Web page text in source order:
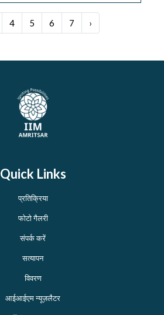
4 5 6 7 ›
Quick Links
प्रतिक्रिया
फोटो गैलरी
संपर्क करें
सत्यापन
विवरण
आईआईएम न्यूज़लैटर